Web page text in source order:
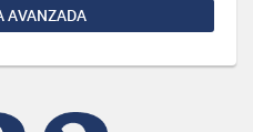
AVANZADA